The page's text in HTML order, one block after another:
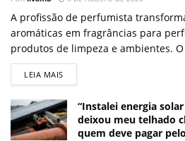
A profissão de perfumista
aromáticas em fragrâncias para
produtos de limpeza e ambientes.
LEIA MAIS
“Instalei energia
deixou meu telhado
quem deve pagar